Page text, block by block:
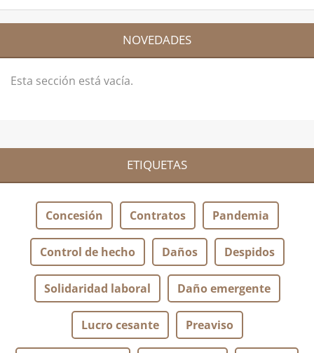
NOVEDADES
Esta sección está vacía.
ETIQUETAS
Concesión Contratos Pandemia
Control de hecho Daños Despidos
Solidaridad laboral Daño emergente
Lucro cesante Preaviso